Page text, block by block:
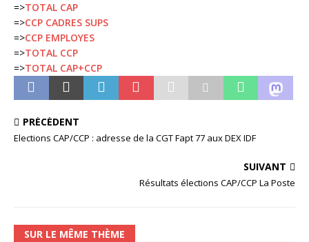
=>TOTAL CAP
=>CCP CADRES SUPS
=>CCP EMPLOYES
=>TOTAL CCP
=>TOTAL CAP+CCP
PRÉCÉDENT
Elections CAP/CCP : adresse de la CGT Fapt 77 aux DEX IDF
SUIVANT
Résultats élections CAP/CCP La Poste
SUR LE MÊME THÈME